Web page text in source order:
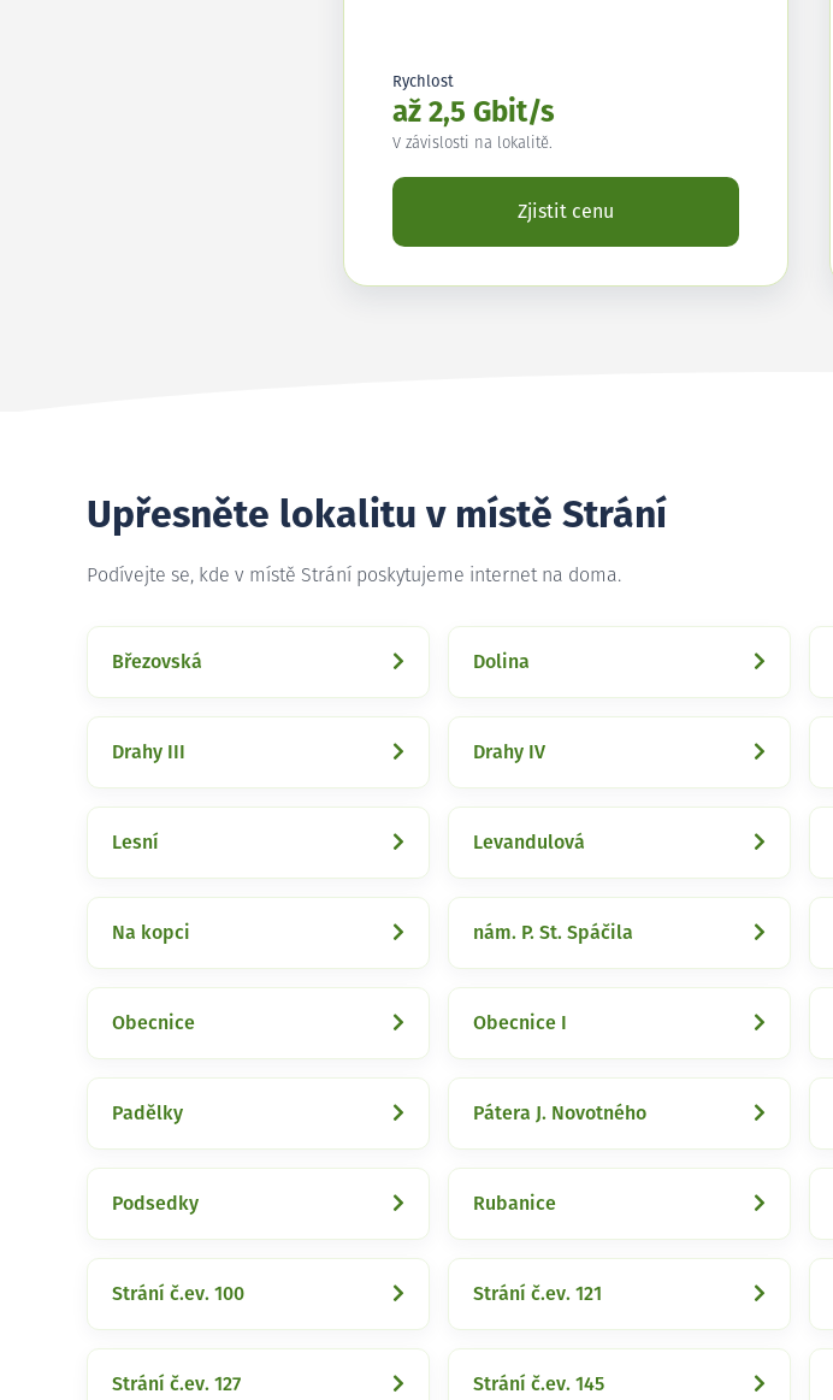
Rychlost
až 2,5 Gbit/s
V závislosti na lokalitě.
Zjistit cenu
Upřesněte lokalitu v místě Strání
Podívejte se, kde v místě Strání poskytujeme internet na doma.
Březovská Dolina
Drahy III Drahy IV
Lesní Levandulová
Na kopci nám. P. St. Spáčila
Obecnice Obecnice I
Padělky Pátera J. Novotného
Podsedky Rubanice
Strání č.ev. 100 Strání č.ev. 121
Strání č.ev. 127 Strání č.ev. 145